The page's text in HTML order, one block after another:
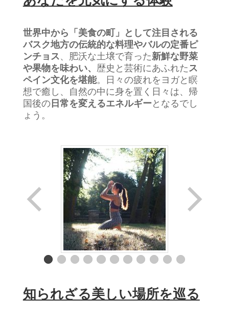
世界中から「美食の町」として注目される
バスク地方の伝統的な料理やバルの定番ピ
ンチョス、肥沃な土壌で育った新鮮な野菜
や果物を味わい、 歴史と芸術にあふれたス
ペイン文化を堪能。日々の疲れをヨガと瞑
想で癒し、自然の中に身を置く日々は、帰
国後の日常を変えるエネルギーとなるでし
ょう。
知られざる美しい場所を巡る